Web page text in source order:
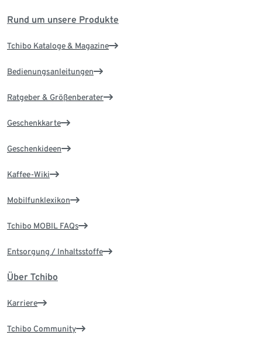
Rund um unsere Produkte
Tchibo Kataloge & Magazine
Bedienungsanleitungen
Ratgeber & Größenberater
Geschenkkarte
Geschenkideen
Kaffee-Wiki
Mobilfunklexikon
Tchibo MOBIL FAQs
Entsorgung / Inhaltsstoffe
Über Tchibo
Karriere
Tchibo Community